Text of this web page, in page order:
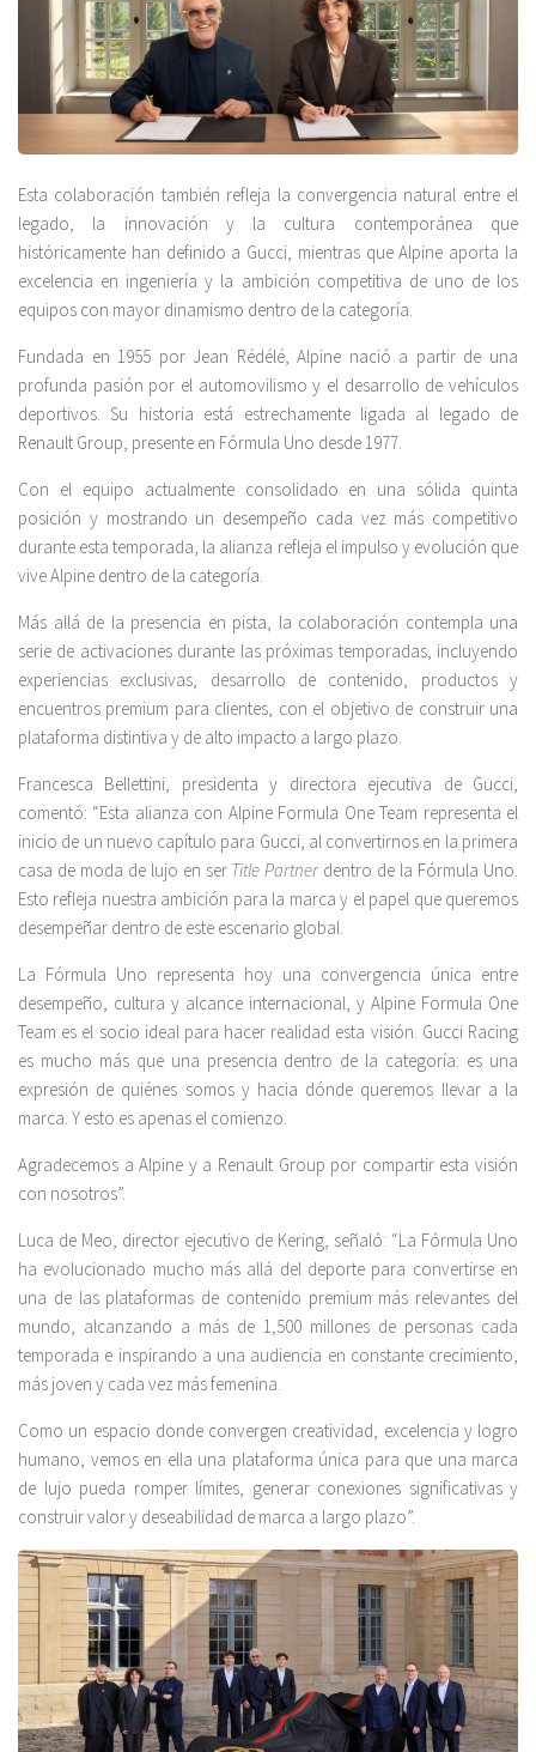
Esta colaboración también refleja la convergencia natural entre el
legado, la innovación y la cultura contemporánea que
históricamente han definido a Gucci, mientras que Alpine aporta la
excelencia en ingeniería y la ambición competitiva de uno de los
equipos con mayor dinamismo dentro de la categoría.
Fundada en 1955 por Jean Rédélé, Alpine nació a partir de una
profunda pasión por el automovilismo y el desarrollo de vehículos
deportivos. Su historia está estrechamente ligada al legado de
Renault Group, presente en Fórmula Uno desde 1977.
Con el equipo actualmente consolidado en una sólida quinta
posición y mostrando un desempeño cada vez más competitivo
durante esta temporada, la alianza refleja el impulso y evolución que
vive Alpine dentro de la categoría.
Más allá de la presencia en pista, la colaboración contempla una
serie de activaciones durante las próximas temporadas, incluyendo
experiencias exclusivas, desarrollo de contenido, productos y
encuentros premium para clientes, con el objetivo de construir una
plataforma distintiva y de alto impacto a largo plazo.
Francesca Bellettini, presidenta y directora ejecutiva de Gucci,
comentó: “Esta alianza con Alpine Formula One Team representa el
inicio de un nuevo capítulo para Gucci, al convertirnos en la primera
casa de moda de lujo en ser Title Partner dentro de la Fórmula Uno.
Esto refleja nuestra ambición para la marca y el papel que queremos
desempeñar dentro de este escenario global.
La Fórmula Uno representa hoy una convergencia única entre
desempeño, cultura y alcance internacional, y Alpine Formula One
Team es el socio ideal para hacer realidad esta visión. Gucci Racing
es mucho más que una presencia dentro de la categoría: es una
expresión de quiénes somos y hacia dónde queremos llevar a la
marca. Y esto es apenas el comienzo.
Agradecemos a Alpine y a Renault Group por compartir esta visión
con nosotros”.
Luca de Meo, director ejecutivo de Kering, señaló: “La Fórmula Uno
ha evolucionado mucho más allá del deporte para convertirse en
una de las plataformas de contenido premium más relevantes del
mundo, alcanzando a más de 1,500 millones de personas cada
temporada e inspirando a una audiencia en constante crecimiento,
más joven y cada vez más femenina.
Como un espacio donde convergen creatividad, excelencia y logro
humano, vemos en ella una plataforma única para que una marca
de lujo pueda romper límites, generar conexiones significativas y
construir valor y deseabilidad de marca a largo plazo”.